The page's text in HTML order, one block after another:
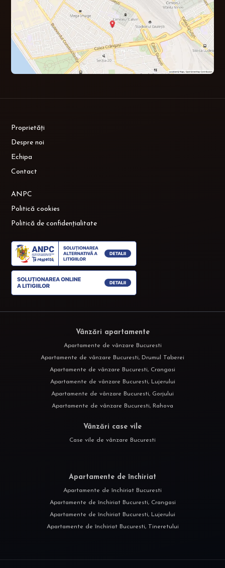
Proprietăți
Despre noi
Echipa
Contact
ANPC
Politică cookies
Politică de confidențialitate
Vânzări apartamente
Apartamente de vânzare Bucuresti
Apartamente de vânzare Bucuresti, Drumul Taberei
Apartamente de vânzare Bucuresti, Crangasi
Apartamente de vânzare Bucuresti, Lujerului
Apartamente de vânzare Bucuresti, Gorjului
Apartamente de vânzare Bucuresti, Rahova
Vânzări case vile
Case vile de vânzare Bucuresti
Apartamente de închiriat
Apartamente de închiriat Bucuresti
Apartamente de închiriat Bucuresti, Crangasi
Apartamente de închiriat Bucuresti, Lujerului
Apartamente de închiriat Bucuresti, Tineretului